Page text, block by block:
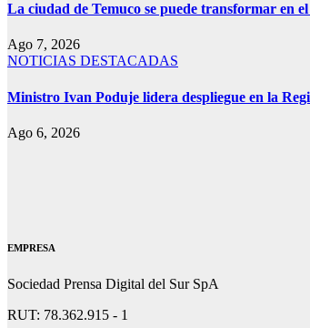
La ciudad de Temuco se puede transformar en
Ago 7, 2026
NOTICIAS DESTACADAS
Ministro Ivan Poduje lidera despliegue en la
Ago 6, 2026
EMPRESA
Sociedad Prensa Digital del Sur SpA
RUT: 78.362.915 - 1